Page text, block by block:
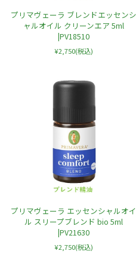
プリマヴェーラ ブレンドエッセンシ
ャルオイル クリーンエア 5ml
|PV18510
¥2,750(税込)
プリマヴェーラ エッセンシャルオイ
ル スリープブレンド bio 5ml
|PV21630
¥2,750(税込)